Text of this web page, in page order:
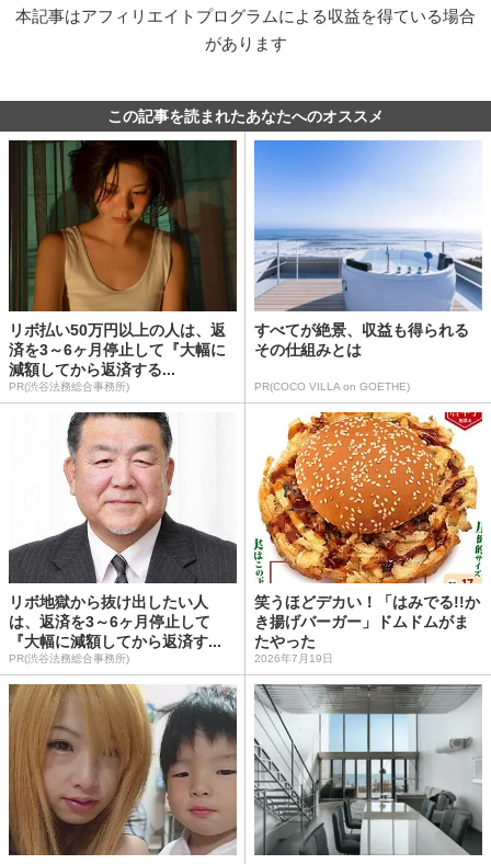
本記事はアフィリエイトプログラムによる収益を得ている場合
があります
この記事を読まれたあなたへのオススメ
リボ払い50万円以上の人は、返
済を3～6ヶ月停止して『大幅に
減額してから返済する...
PR(渋谷法務総合事務所)
すべてが絶景、収益も得られる
その仕組みとは
PR(COCO VILLA on GOETHE)
リボ地獄から抜け出したい人
は、返済を3～6ヶ月停止して
『大幅に減額してから返済す...
PR(渋谷法務総合事務所)
笑うほどデカい！「はみでる!!か
き揚げバーガー」ドムドムがま
たやった
2026年7月19日